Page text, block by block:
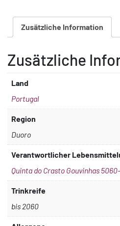
Menge
Zusätzliche Information
Zusätzliche
Land
Portugal
Region
Duoro
Verantwortlicher
Quinta do Crasto Gouvinhas
Trinkreife
bis 2060